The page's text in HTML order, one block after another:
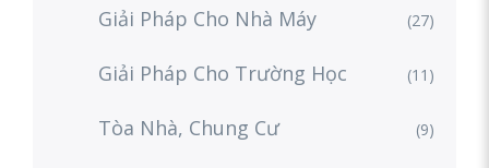
Giải Pháp Cho Nhà Máy (27)
Giải Pháp Cho Trường Học (11)
Tòa Nhà, Chung Cư (9)